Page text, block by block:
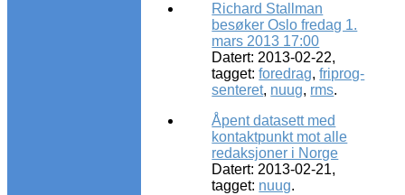
Richard Stallman
besøker Oslo fredag 1.
mars 2013 17:00
Datert: 2013-02-22,
tagget:foredrag,friprog-
senteret, nuug, rms.
Åpent datasett med
kontaktpunkt mot alle
redaksjoner i Norge
Datert: 2013-02-21,
tagget: nuug.